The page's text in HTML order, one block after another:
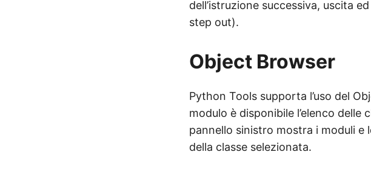
dell’istruzione successiva, uscita
step out).
Object Browser
Python Tools supporta l’uso del
modulo è disponibile l’elenco delle
pannello sinistro mostra i moduli
della classe selezionata.